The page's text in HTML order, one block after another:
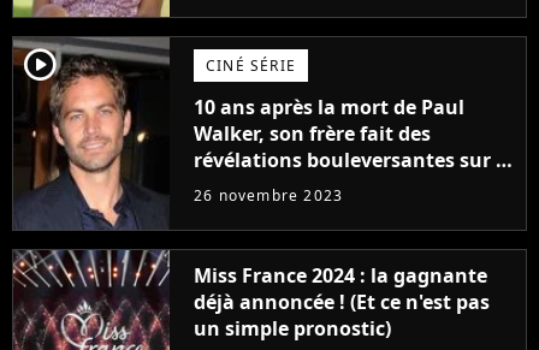
player2 CINÉ SÉRIE
10 ans après la mort de Paul
Walker, son frère fait des
révélations bouleversantes sur la
réaction des acteurs de Fast and
26 novembre 2023
Miss France 2024 : la gagnante
déjà annoncée ! (Et ce n'est pas
un simple pronostic)